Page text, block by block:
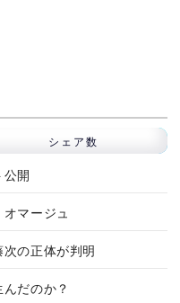
シェア数
開
マージュ
次の正体が判明
んだのか？